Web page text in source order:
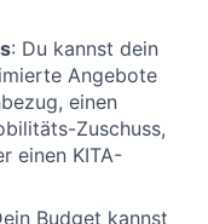
: Du kannst dein
Angebote
einen
Zuschuss,
einen KITA-
Budget kannst